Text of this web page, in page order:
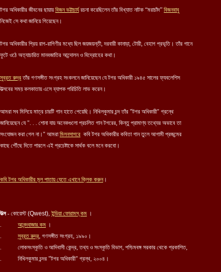
টগর অধিকারীর জীবনের ছায়ায়বিজন ভট্টাচার্যরচনা করেছিলেন তাঁর বিখ্যাত নাটক “মরাচাঁদ” বিজনবাবু
নিজেই সে কথা জানিয়ে গিয়েছেন।
টগর অধিকারীর প্রিয় রাগ-রাগিণীর মধ্যে ছিল জয়জয়ন্তী, দরবারী কানাড়া, টোরী, বেহাগ প্রভৃতি। তাঁর গানে
ফুটে ওঠে অত্যাচারিত মানবজাতির আন্দোলন ও বিদ্রোহের কথা।
সুব্রত রুদ্রতাঁর গণসঙ্গীত সংগ্রহ সংকলনে জানিয়েছেন যে টগর অধিকারী ১৯৪৫ সালের ফ্যবলেশিস
উত্সবের সময় কলকাতায় এসে ব্যাপক পরিচিতি লাভ করেন।
আমরা সব মিলিয়ে মাত্র চারটি গান হাতে পেয়েছি। নিখিলকুমার চন্দ তাঁর "টগর অধিকারী" গ্রন্থে
জানিয়েছেন যে ". . . শোনা যায় অনেকগুলো প্রচলিত গান টগরের, কিন্তু প্রামাণ্য তথ্যের অভাবে তা
সংযোজন করা গেল না।" আমরামিলনসাগরে কবি টগর অধিকারীর কবিতা গান তুলে আগামী প্রজন্মের
কাছে পৌঁছে দিতে পারলে এই প্রচেষ্টাকে সার্থক বলে মনে করবো।
কবি টগর অধিকারীর মূল পাতায় যেতে এখানে ক্লিক করুন।
উত্স- কোয়েস্ট(Qwest),ইন্ডিয়া ফোরামস্.কম ।
. আনন্দবাজার.কম ।
. সুব্রত রুদ্র, গণসঙ্গীত সংগ্রহ, ১৯৯০।
. লোকসংস্কৃতি ও আদিবাসী কেন্দ্র, তথ্য ও সংস্কৃতি বিভাগ, পশ্চিমবঙ্গ সরকার থেকে প্রকাশিত,
. নিখিলকুমার চন্দর "টগর অধিকারী" গ্রন্থ, ২০০৪।